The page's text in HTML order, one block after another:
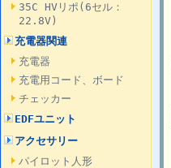
35C HVリポ(6セル：
22.8V)
充電器関連
充電器
充電用コード、ボード
チェッカー
EDFユニット
アクセサリー
パイロット人形